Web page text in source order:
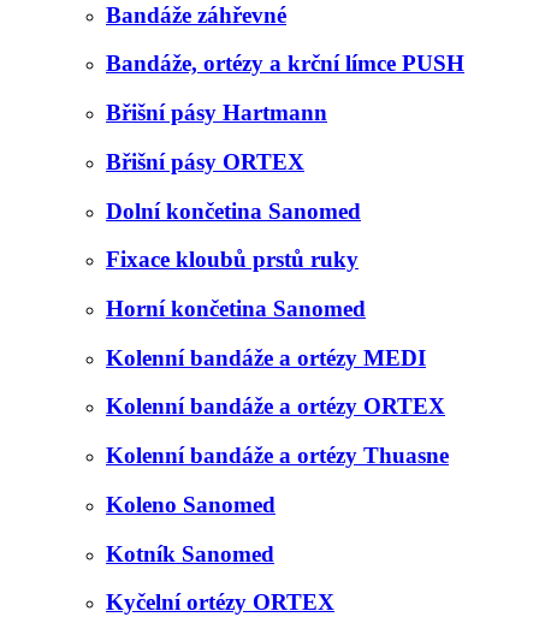
Bandáže záhřevné
Bandáže, ortézy a krční límce PUSH
Břišní pásy Hartmann
Břišní pásy ORTEX
Dolní končetina Sanomed
Fixace kloubů prstů ruky
Horní končetina Sanomed
Kolenní bandáže a ortézy MEDI
Kolenní bandáže a ortézy ORTEX
Kolenní bandáže a ortézy Thuasne
Koleno Sanomed
Kotník Sanomed
Kyčelní ortézy ORTEX